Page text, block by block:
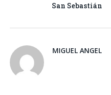
San Sebastián
MIGUEL ANGEL